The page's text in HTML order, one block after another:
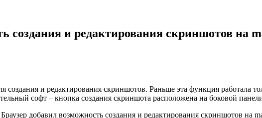
создания и редактирования скриншотов на
и редактирования скриншотов. Раньше эта функция работала
софт – кнопка создания скриншота расположена на боковой